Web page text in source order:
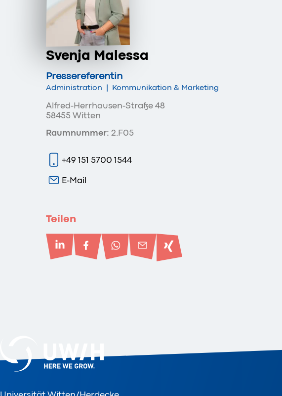
Svenja Malessa
Pressereferentin
Administration | Kommunikation & Marketing
Alfred-Herrhausen-Straße 48
58455 Witten
Raumnummer: 2.F05
+49 151 5700 1544
E-Mail
Teilen